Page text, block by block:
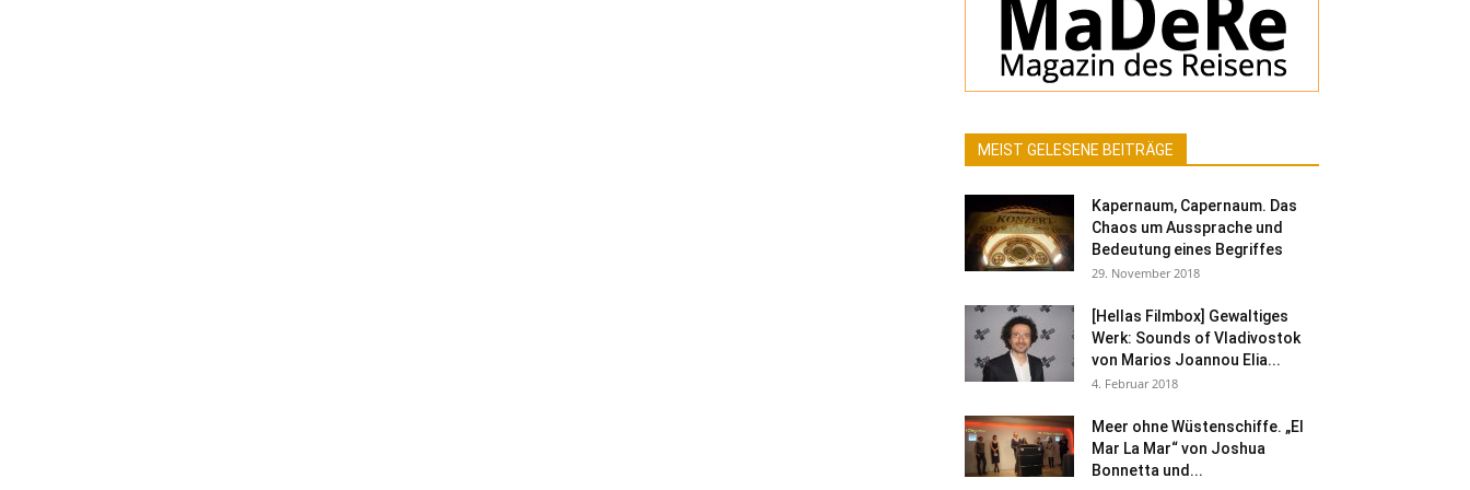
MEIST GELESENE BEITRÄGE
Kapernaum, Capernaum. Das
Chaos um Aussprache und
Bedeutung eines Begriffes
29. November 2018
[Hellas Filmbox] Gewaltiges
Werk: Sounds of Vladivostok
von Marios Joannou Elia...
4. Februar 2018
Meer ohne Wüstenschiffe. „El
Mar La Mar“ von Joshua
Bonnetta und...